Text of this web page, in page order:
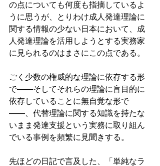
の点についても何度も指摘しているよ
うに思うが、とりわけ成人発達理論に
関する情報の少ない日本において、成
人発達理論を活用しようとする実務家
に見られるのはまさにこの点である。
ごく少数の権威的な理論に依存する形
で——そしてそれらの理論に盲目的に
依存していることに無自覚な形で
——、代替理論に関する知識を持たな
いまま発達支援という実務に取り組ん
でいる事例を頻繁に見聞きする。
先ほどの日記で言及した、「単純なラ